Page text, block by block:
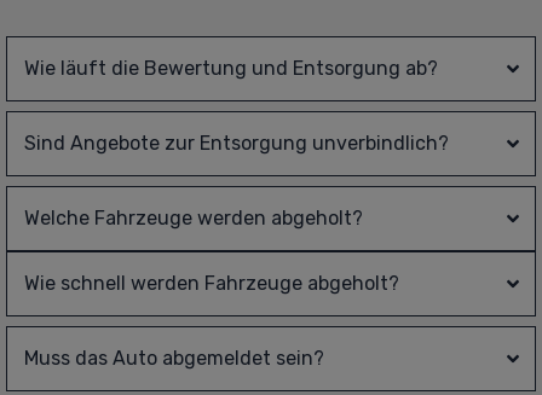
Wie läuft die Bewertung und Entsorgung ab?
Sind Angebote zur Entsorgung unverbindlich?
Welche Fahrzeuge werden abgeholt?
Wie schnell werden Fahrzeuge abgeholt?
Muss das Auto abgemeldet sein?